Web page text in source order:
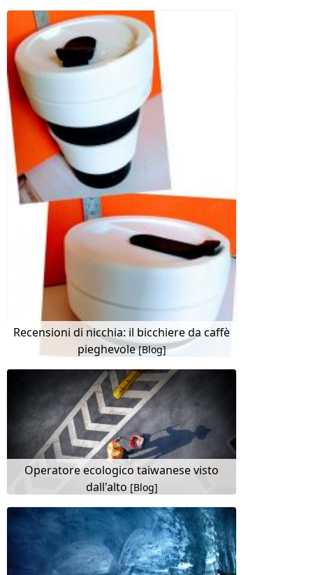
Recensioni di nicchia: il bicchiere da caffè
pieghevole[Blog]
Operatore ecologico taiwanese visto
dall'alto [Blog]